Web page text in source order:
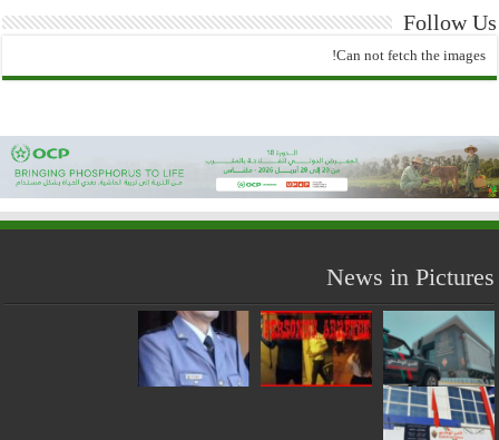
Follow Us
Can not fetch the images!
News in Pictures